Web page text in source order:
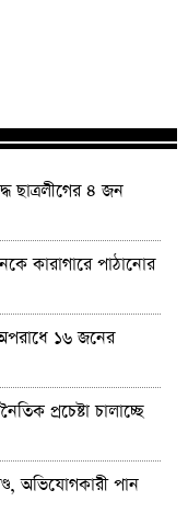
ছাত্রলীগের ৪ জন
কারাগারে পাঠানোর
১৬ জনের
প্রচেষ্টা চালাচ্ছে
অভিযোগকারী পান